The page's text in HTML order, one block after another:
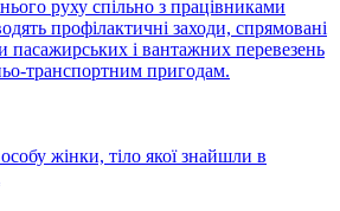
руху спільно з працівниками
профілактичні заходи, спрямовані
пасажирських і вантажних перевезень
транспортним пригодам.